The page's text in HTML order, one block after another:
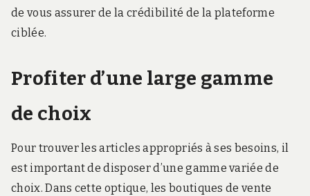
de vous assurer de la crédibilité de la plateforme
ciblée.
Profiter d’une large gamme
de choix
Pour trouver les articles appropriés à ses besoins, il
est important de disposer d’une gamme variée de
choix. Dans cette optique, les boutiques de vente